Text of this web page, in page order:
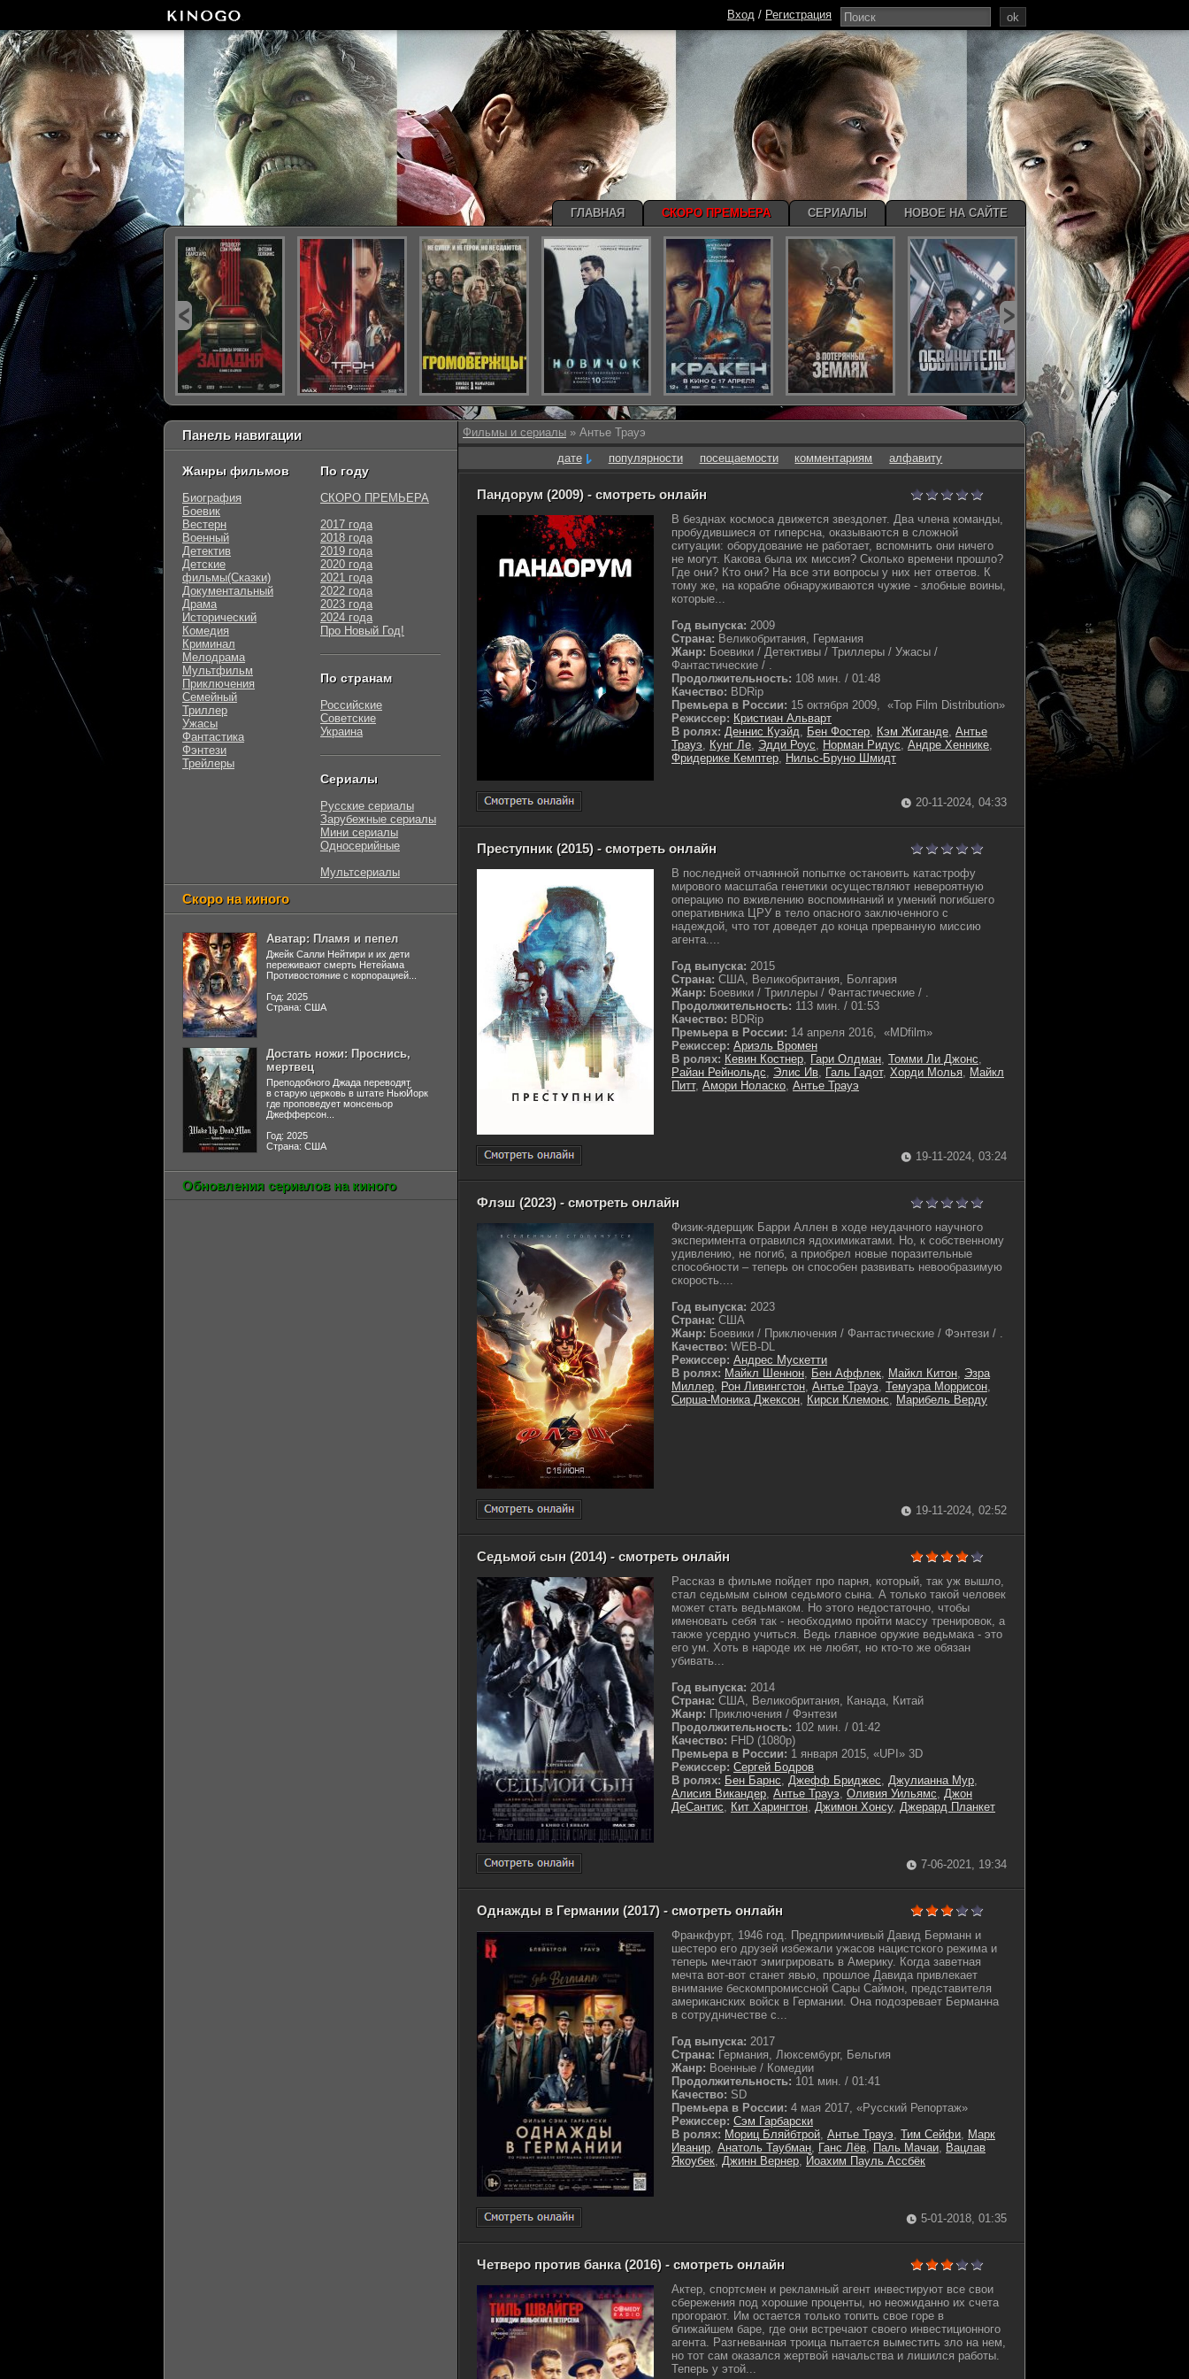
Фильмы и сериалы » Антье Трауэ
дате
популярности посещаемости комментариям алфавиту
Пандорум (2009) - смотреть онлайн
В безднах космоса движется звездолет. Два члена команды,
пробудившиеся от гиперсна, оказываются в сложной
ситуации: оборудование не работает, вспомнить они ничего
не могут. Какова была их миссия? Сколько времени прошло?
Где они? Кто они? На все эти вопросы у них нет ответов. К
тому же, на корабле обнаруживаются чужие - злобные воины,
которые...
Год выпуска: 2009
Страна: Великобритания, Германия
Жанр: Боевики / Детективы / Триллеры / Ужасы /
Фантастические / .
Продолжительность: 108 мин. / 01:48
Качество: BDRip
Премьера в России: 15 октября 2009, «Top Film Distribution»
Режиссер: Кристиан Альварт
В ролях: Деннис Куэйд, Бен Фостер, Кэм Жиганде, Антье
Трауэ, Кунг Ле, Эдди Роус, Норман Ридус, Андре Хеннике,
Фридерике Кемптер, Нильс-Бруно Шмидт
20-11-2024, 04:33
Преступник (2015) - смотреть онлайн
В последней отчаянной попытке остановить катастрофу
мирового масштаба генетики осуществляют невероятную
операцию по вживлению воспоминаний и умений погибшего
оперативника ЦРУ в тело опасного заключенного с
надеждой, что тот доведет до конца прерванную миссию
агента....
Год выпуска: 2015
Страна: США, Великобритания, Болгария
Жанр: Боевики / Триллеры / Фантастические / .
Продолжительность: 113 мин. / 01:53
Качество: BDRip
Премьера в России: 14 апреля 2016, «MDfilm»
Режиссер: Ариэль Вромен
В ролях: Кевин Костнер, Гари Олдман, Томми Ли Джонс,
Райан Рейнольдс, Элис Ив, Галь Гадот, Хорди Молья, Майкл
Питт, Амори Ноласко, Антье Трауэ
19-11-2024, 03:24
Флэш (2023) - смотреть онлайн
Физик-ядерщик Барри Аллен в ходе неудачного научного
эксперимента отравился ядохимикатами. Но, к собственному
удивлению, не погиб, а приобрел новые поразительные
способности – теперь он способен развивать невообразимую
скорость....
Год выпуска: 2023
Страна: США
Жанр: Боевики / Приключения / Фантастические / Фэнтези / .
Качество: WEB-DL
Режиссер: Андрес Мускетти
В ролях: Майкл Шеннон, Бен Аффлек, Майкл Китон, Эзра
Миллер, Рон Ливингстон, Антье Трауэ, Темуэра Моррисон,
Сирша-Моника Джексон, Кирси Клемонс, Марибель Верду
19-11-2024, 02:52
Седьмой сын (2014) - смотреть онлайн
Рассказ в фильме пойдет про парня, который, так уж вышло,
стал седьмым сыном седьмого сына. А только такой человек
может стать ведьмаком. Но этого недостаточно, чтобы
именовать себя так - необходимо пройти массу тренировок, а
также усердно учиться. Ведь главное оружие ведьмака - это
его ум. Хоть в народе их не любят, но кто-то же обязан
убивать...
Год выпуска: 2014
Страна: США, Великобритания, Канада, Китай
Жанр: Приключения / Фэнтези
Продолжительность: 102 мин. / 01:42
Качество: FHD (1080p)
Премьера в России: 1 января 2015, «UPI» 3D
Режиссер: Сергей Бодров
В ролях: Бен Барнс, Джефф Бриджес, Джулианна Мур,
Алисия Викандер, Антье Трауэ, Оливия Уильямс, Джон
ДеСантис, Кит Харингтон, Джимон Хонсу, Джерард Планкет
7-06-2021, 19:34
Однажды в Германии (2017) - смотреть онлайн
Франкфурт, 1946 год. Предприимчивый Давид Берманн и
шестеро его друзей избежали ужасов нацистского режима и
теперь мечтают эмигрировать в Америку. Когда заветная
мечта вот-вот станет явью, прошлое Давида привлекает
внимание бескомпромиссной Сары Саймон, представителя
американских войск в Германии. Она подозревает Берманна
в сотрудничестве с...
Год выпуска: 2017
Страна: Германия, Люксембург, Бельгия
Жанр: Военные / Комедии
Продолжительность: 101 мин. / 01:41
Качество: SD
Премьера в России: 4 мая 2017, «Русский Репортаж»
Режиссер: Сэм Гарбарски
В ролях: Мориц Бляйбтрой, Антье Трауэ, Тим Сейфи, Марк
Иванир, Анатоль Таубман, Ганс Лёв, Паль Мачаи, Вацлав
Якоубек, Джинн Вернер, Йоахим Пауль Ассбёк
5-01-2018, 01:35
Четверо против банка (2016) - смотреть онлайн
Актер, спортсмен и рекламный агент инвестируют все свои
сбережения под хорошие проценты, но неожиданно их счета
прогорают. Им остается только топить свое горе в
ближайшем баре, где они встречают своего инвестиционного
агента. Разгневанная троица пытается выместить зло на нем,
но тот сам оказался жертвой начальства и лишился работы.
Теперь у этой...
Панель навигации
Жанры фильмов
Биография
Боевик
Вестерн
Военный
Детектив
Детские
фильмы(Сказки)
Документальный
Драма
Исторический
Комедия
Криминал
Мелодрама
Мультфильм
Приключения
Семейный
Триллер
Ужасы
Фантастика
Фэнтези
Трейлеры
По году
СКОРО ПРЕМЬЕРА
2017 года
2018 года
2019 года
2020 года
2021 года
2022 года
2023 года
2024 года
Про Новый Год!
По странам
Российские
Советские
Украина
Сериалы
Русские сериалы
Зарубежные сериалы
Мини сериалы
Односерийные
Мультсериалы
Скоро на киного
Аватар: Пламя и пепел
Джейк Салли Нейтири и их дети
переживают смерть Нетейама
Противостояние с корпорацией...
Год: 2025
Страна: США
Достать ножи: Проснись,
мертвец
Преподобного Джада переводят
в старую церковь в штате НьюЙорк
где проповедует монсеньор
Джефферсон...
Год: 2025
Страна: США
Обновления сериалов на киного
ok
Вход / Регистрация
ГЛАВНАЯ СКОРО ПРЕМЬЕРА СЕРИАЛЫ НОВОЕ НА САЙТЕ